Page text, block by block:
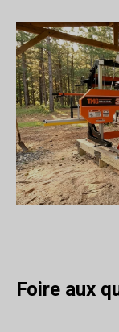
Foire aux